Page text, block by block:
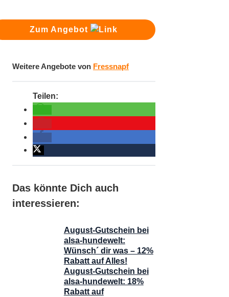
Zum Angebot
Weitere Angebote von Fressnapf
Das könnte Dich auch
interessieren:
August-Gutschein bei
alsa-hundewelt:
Wünsch´ dir was – 12%
Rabatt auf Alles!
August-Gutschein bei
alsa-hundewelt: 18%
Rabatt auf